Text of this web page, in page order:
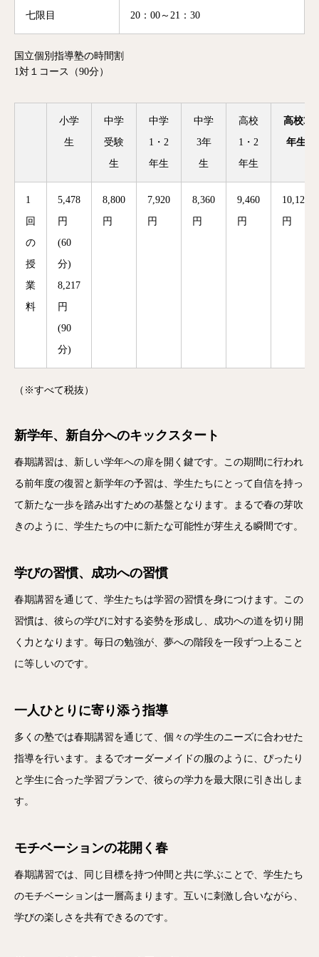
七限目 20：00～21：30
国立個別指導塾の時間割
1対１コース（90分）
小学
生
中学
受験
生
中学
1・2
年生
中学
3年
生
高校
1・2
年生
高校3
年生
1
回
の
授
業
料
5,478
円
(60
分)
8,217
円
(90
分)
8,800
円
7,920
円
8,360
円
9,460
円
10,120
円
（※すべて税抜）
新学年、新自分へのキックスタート
春期講習は、新しい学年への扉を開く鍵です。この期間に行われ
る前年度の復習と新学年の予習は、学生たちにとって自信を持っ
て新たな一歩を踏み出すための基盤となります。まるで春の芽吹
きのように、学生たちの中に新たな可能性が芽生える瞬間です。
学びの習慣、成功への習慣
春期講習を通じて、学生たちは学習の習慣を身につけます。この
習慣は、彼らの学びに対する姿勢を形成し、成功への道を切り開
く力となります。毎日の勉強が、夢への階段を一段ずつ上ること
に等しいのです。
一人ひとりに寄り添う指導
多くの塾では春期講習を通じて、個々の学生のニーズに合わせた
指導を行います。まるでオーダーメイドの服のように、ぴったり
と学生に合った学習プランで、彼らの学力を最大限に引き出しま
す。
モチベーションの花開く春
春期講習では、同じ目標を持つ仲間と共に学ぶことで、学生たち
のモチベーションは一層高まります。互いに刺激し合いながら、
学びの楽しさを共有できるのです。